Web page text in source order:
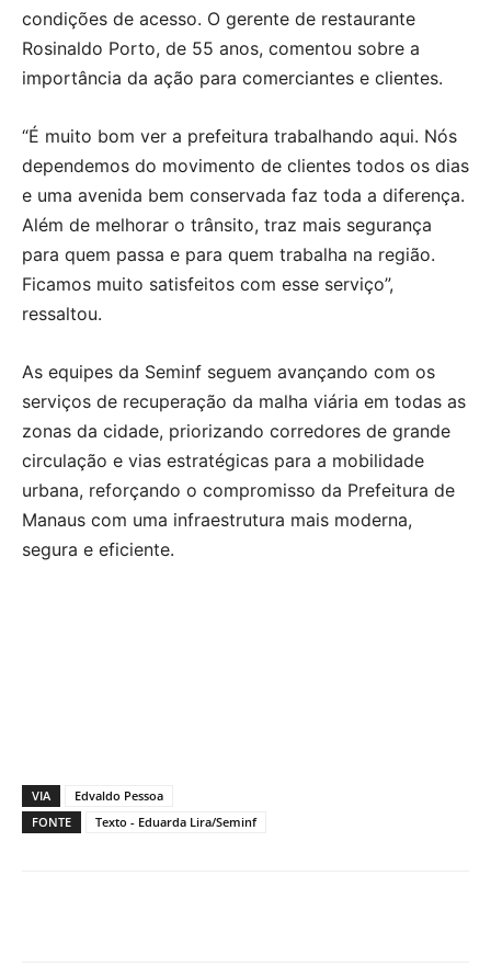
condições de acesso. O gerente de restaurante
Rosinaldo Porto, de 55 anos, comentou sobre a
importância da ação para comerciantes e clientes.
“É muito bom ver a prefeitura trabalhando aqui. Nós
dependemos do movimento de clientes todos os dias
e uma avenida bem conservada faz toda a diferença.
Além de melhorar o trânsito, traz mais segurança
para quem passa e para quem trabalha na região.
Ficamos muito satisfeitos com esse serviço”,
ressaltou.
As equipes da Seminf seguem avançando com os
serviços de recuperação da malha viária em todas as
zonas da cidade, priorizando corredores de grande
circulação e vias estratégicas para a mobilidade
urbana, reforçando o compromisso da Prefeitura de
Manaus com uma infraestrutura mais moderna,
segura e eficiente.
VIA
Edvaldo Pessoa
FONTE
Texto - Eduarda Lira/Seminf